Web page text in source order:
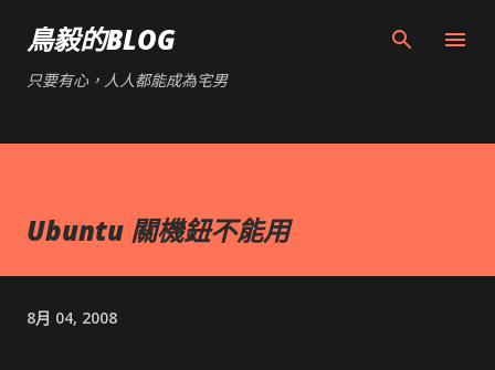
鳥毅的BLOG
只要有心，人人都能成為宅男
Ubuntu 關機鈕不能用
8月 04, 2008